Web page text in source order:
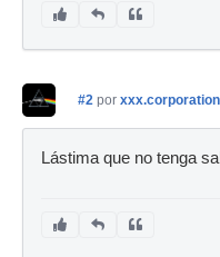
#2 por xxx.corporation
Lástima que no tenga